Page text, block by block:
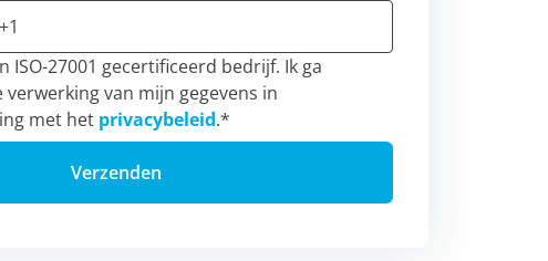
ISO-27001 gecertificeerd bedrijf. Ik ga
van mijn gegevens in
met het privacybeleid.*